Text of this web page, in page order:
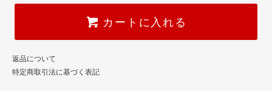
カートに入れる
返品について
特定商取引法に基づく表記